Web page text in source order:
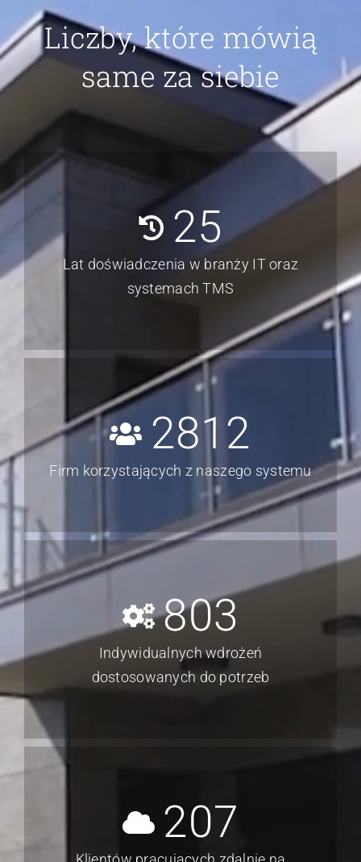
Tobiasz Wąsowski
CEO, Dział
Zarządzania, Everest Logistics
Liczby, które mówią
same za siebie
25
Lat doświadczenia w branży IT oraz
systemach TMS
2812
Firm korzystających z naszego systemu
803